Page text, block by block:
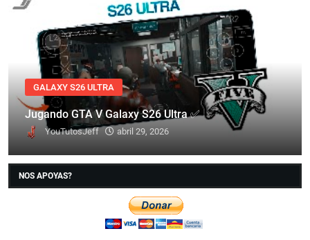
GALAXY S26 ULTRA
Jugando GTA V Galaxy S26 Ultra ✅
YouTutosJeff abril 29, 2026
NOS APOYAS?